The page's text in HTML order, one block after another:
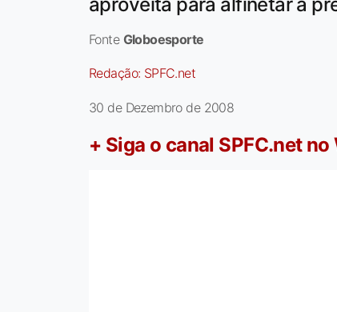
Fonte Globoesporte
Redação: SPFC.net
30 de Dezembro de 2008
+ Siga o canal SPFC.net